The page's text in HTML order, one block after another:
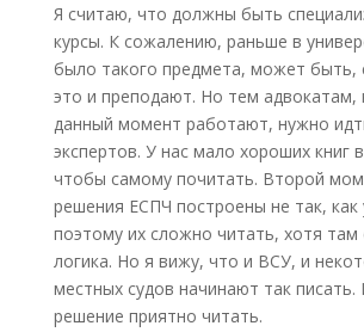
Я считаю, что должны быть
курсы. К сожалению, раньше в
было такого предмета, может быть,
это и преподают. Но тем адвокатам,
данный момент работают, нужно
экспертов. У нас мало хороших книг
чтобы самому почитать. Второй
решения ЕСПЧ построены не так, как
поэтому их сложно читать, хотя там
логика. Но я вижу, что и ВСУ, и
местных судов начинают так писать.
решение приятно читать.